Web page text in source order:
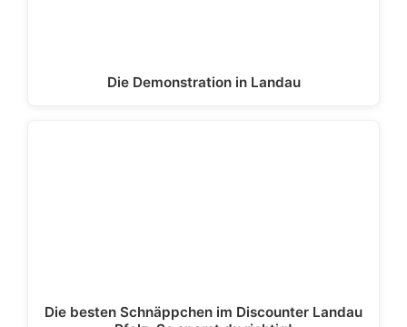
Die Demonstration in Landau
Die besten Schnäppchen im Discounter Landau